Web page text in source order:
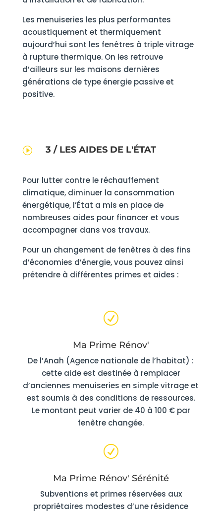
Les menuiseries les plus performantes
acoustiquement et thermiquement
aujourd’hui sont les fenêtres à triple vitrage
à rupture thermique. On les retrouve
d’ailleurs sur les maisons dernières
générations de type énergie passive et
positive.
I 3 / LES AIDES DE L'ÉTAT
Pour lutter contre le réchauffement
climatique, diminuer la consommation
énergétique, l’État a mis en place de
nombreuses aides pour financer et vous
accompagner dans vos travaux.
Pour un changement de fenêtres à des fins
d’économies d’énergie, vous pouvez ainsi
prétendre à différentes primes et aides :
R
Ma Prime Rénov'
De l’Anah (Agence nationale de l’habitat) :
cette aide est destinée à remplacer
d’anciennes menuiseries en simple vitrage et
est soumis à des conditions de ressources.
Le montant peut varier de 40 à 100 € par
fenêtre changée.
R
Ma Prime Rénov' Sérénité
Subventions et primes réservées aux
propriétaires modestes d’une résidence